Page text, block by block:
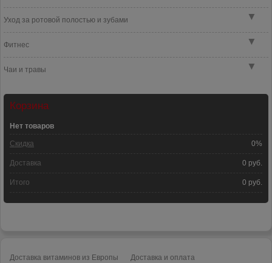
▼
Уход за ротовой полостью и зубами
▼
Фитнес
▼
Чаи и травы
Корзина
Нет товаров
Скидка 0%
Доставка 0 руб.
Итого 0 руб.
Доставка витаминов из Европы Доставка и оплата